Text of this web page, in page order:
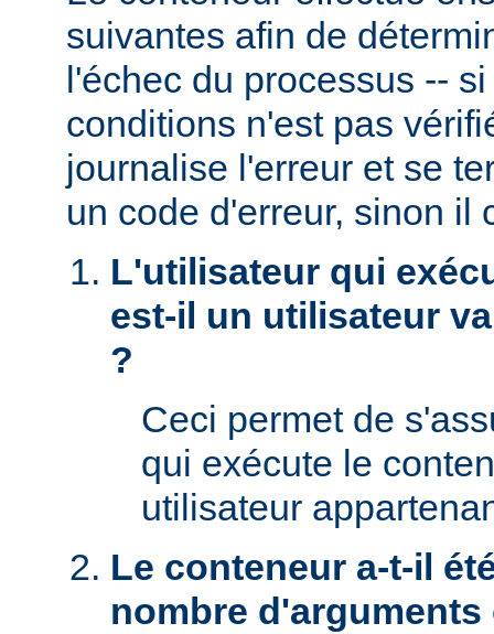
suivantes afin de
l'échec du processus --
conditions n'est pas
journalise l'erreur et se
un code d'erreur, sinon il
L'utilisateur qui
est-il un utilisateur
?
Ceci permet de
qui exécute le
utilisateur
Le conteneur a-t-il
nombre